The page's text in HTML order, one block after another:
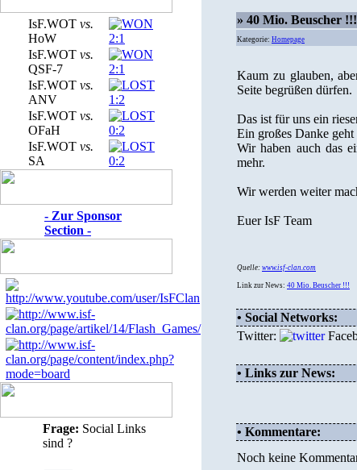
IsF.WOT vs.
HoW
2:1
IsF.WOT vs.
QSF-7
2:1
IsF.WOT vs.
ANV
1:2
IsF.WOT vs.
OFaH
0:2
IsF.WOT vs.
SA
0:2
- Zur Sponsor
Section -
Frage: Social Links
sind ?
» 40 Mio. Beuscher !!!
Kategorie: Homepage
Kaum zu glauben,
Seite begrüßen dürfen.
Das ist für uns ein
Ein großes Danke geht
Wir haben auch das
mehr.
Wir werden weiter
Euer IsF Team
Quelle: www.isf-clan.com
Link zur News: 40 Mio. Beuscher !!!
• Social Networks:
Twitter:
• Links zur News:
• Kommentare:
Noch keine